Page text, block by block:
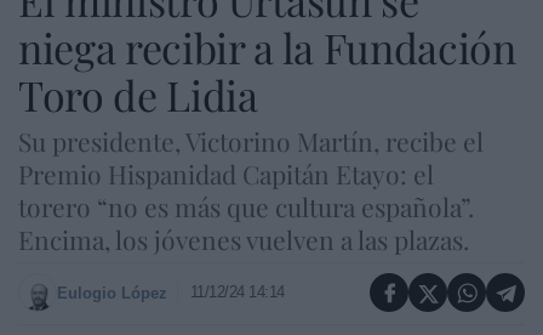
niega recibir a la Fundación
Toro de Lidia
Su presidente, Victorino Martín, recibe el
Premio Hispanidad Capitán Etayo: el
torero “no es más que cultura española”.
Encima, los jóvenes vuelven a las plazas.
Eulogio López 11/12/24 14:14